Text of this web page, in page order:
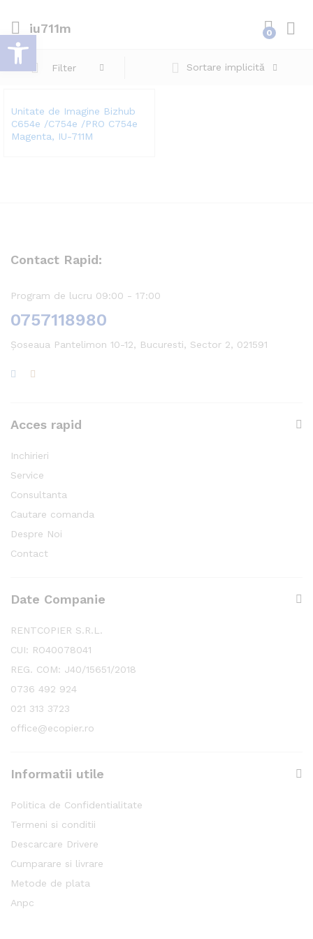
iu711m 0
Filter Sortare implicită
Unitate de Imagine Bizhub
C654e /C754e /PRO C754e
Magenta, IU-711M
Contact Rapid:
Program de lucru 09:00 - 17:00
0757118980
Șoseaua Pantelimon 10-12, Bucuresti, Sector 2, 021591
Acces rapid
Inchirieri
Service
Consultanta
Cautare comanda
Despre Noi
Contact
Date Companie
RENTCOPIER S.R.L.
CUI: RO40078041
REG. COM: J40/15651/2018
0736 492 924
021 313 3723
office@ecopier.ro
Informatii utile
Politica de Confidentialitate
Termeni si conditii
Descarcare Drivere
Cumparare si livrare
Metode de plata
Anpc
Deschide bara de unelte